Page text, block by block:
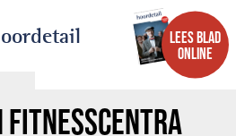
LEES BLAD
ONLINE
FITNESSCENTRA